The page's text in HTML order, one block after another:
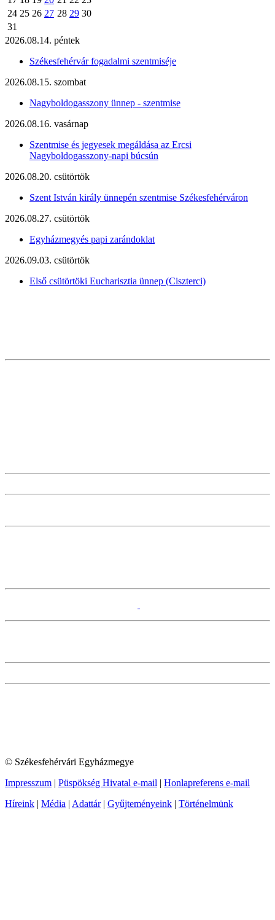
24 25 26 27 28 29 30
31
2026.08.14. péntek
Székesfehérvár fogadalmi szentmiséje
2026.08.15. szombat
Nagyboldogasszony ünnep - szentmise
2026.08.16. vasárnap
Szentmise és jegyesek megáldása az Ercsi
Nagyboldogasszony-napi búcsún
2026.08.20. csütörtök
Szent István király ünnepén szentmise Székesfehérváron
2026.08.27. csütörtök
Egyházmegyés papi zarándoklat
2026.09.03. csütörtök
Első csütörtöki Eucharisztia ünnep (Ciszterci)
© Székesfehérvári Egyházmegye
Impresszum | Püspökség Hivatal e-mail | Honlapreferens e-mail
Híreink | Média | Adattár| Gyűjteményeink | Történelmünk